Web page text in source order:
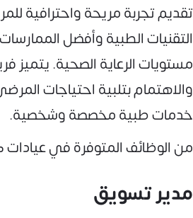
تقديم تجربة مريحة واحترافية
التقنيات الطبية وأفضل
مستويات الرعاية الصحية. يتميز
والاهتمام بتلبية احتياجات
خدمات طبية مخصصة وشخصية.
من الوظائف المتوفرة في عيادات
مدير تسويق